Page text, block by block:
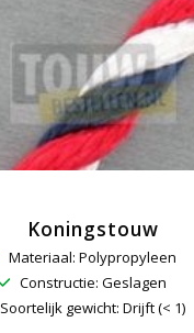
Koningstouw
Materiaal: Polypropyleen
Constructie: Geslagen
Soortelijk gewicht: Drijft (< 1)